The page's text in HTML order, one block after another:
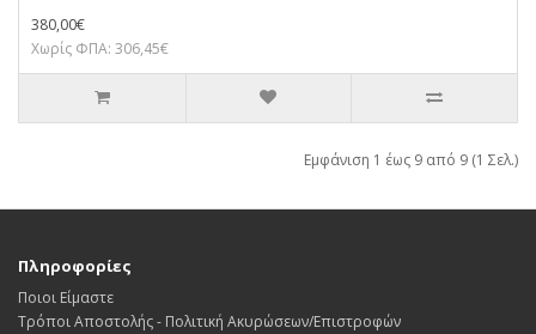
380,00€
Χωρίς ΦΠΑ: 306,45€
Εμφάνιση 1 έως 9 από 9 (1 Σελ.)
Πληροφορίες
Ποιοι Είμαστε
Τρόποι Αποστολής - Πολιτική Ακυρώσεων/Επιστροφών